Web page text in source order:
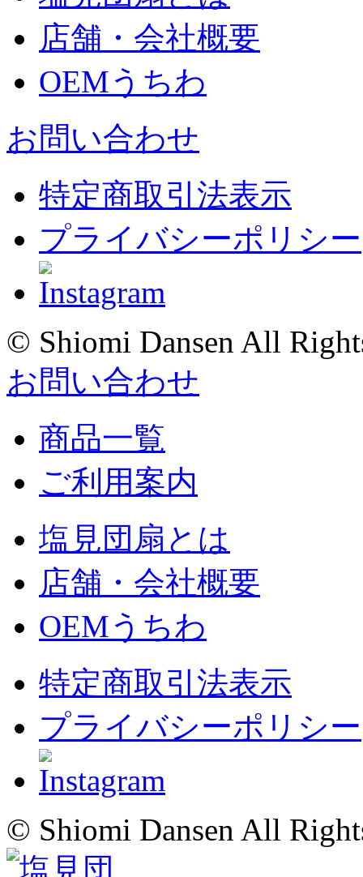
店舗・会社概要
OEMうちわ
お問い合わせ
特定商取引法表示
プライバシーポリシー
© Shiomi Dansen All
お問い合わせ
商品一覧
ご利用案内
塩見団扇とは
店舗・会社概要
OEMうちわ
特定商取引法表示
プライバシーポリシー
© Shiomi Dansen All